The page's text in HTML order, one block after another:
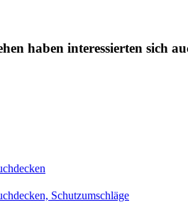
haben interessierten sich
Schutzumschläge